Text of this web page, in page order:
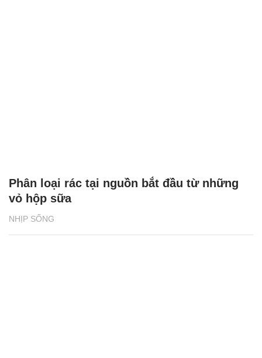
NHỊP SỐNG
Phân loại rác tại nguồn bắt đầu từ những
vỏ hộp sữa